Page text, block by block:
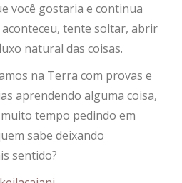
você gostaria e continua
tente soltar, abrir
natural das coisas.
na Terra com provas e
aprendendo alguma coisa,
tempo pedindo em
sabe deixando
sentido?